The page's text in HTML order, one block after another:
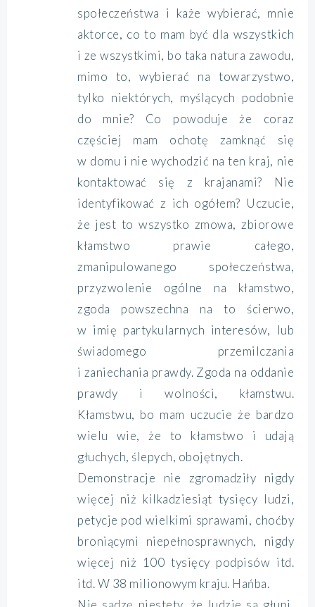
społeczeństwa i każe wybierać, mnie
aktorce, co to mam być dla wszystkich
i ze wszystkimi, bo taka natura zawodu,
mimo to, wybierać na towarzystwo,
tylko niektórych, myślących podobnie
do mnie? Co powoduje że coraz
częściej mam ochotę zamknąć się
w domu i nie wychodzić na ten kraj, nie
kontaktować się z krajanami? Nie
identyfikować z ich ogółem? Uczucie,
że jest to wszystko zmowa, zbiorowe
kłamstwo prawie całego,
zmanipulowanego społeczeństwa,
przyzwolenie ogólne na kłamstwo,
zgoda powszechna na to ścierwo,
w imię partykularnych interesów, lub
świadomego przemilczania
i zaniechania prawdy. Zgoda na oddanie
prawdy i wolności, kłamstwu.
Kłamstwu, bo mam uczucie że bardzo
wielu wie, że to kłamstwo i udają
głuchych, ślepych, obojętnych.
Demonstracje nie zgromadziły nigdy
więcej niż kilkadziesiąt tysięcy ludzi,
petycje pod wielkimi sprawami, choćby
broniącymi niepełnosprawnych, nigdy
więcej niż 100 tysięcy podpisów itd.
itd. W 38 milionowym kraju. Hańba.